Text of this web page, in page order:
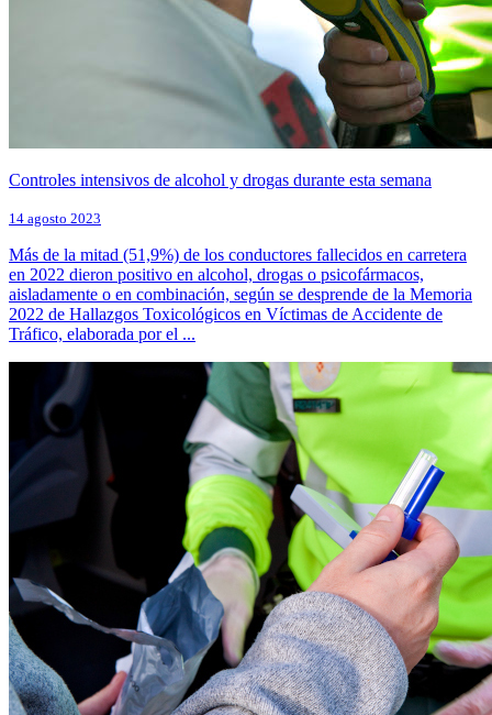
Controles intensivos de alcohol y drogas durante esta semana
14 agosto 2023
Más de la mitad (51,9%) de los conductores fallecidos en carretera
en 2022 dieron positivo en alcohol, drogas o psicofármacos,
aisladamente o en combinación, según se desprende de la Memoria
2022 de Hallazgos Toxicológicos en Víctimas de Accidente de
Tráfico, elaborada por el ...